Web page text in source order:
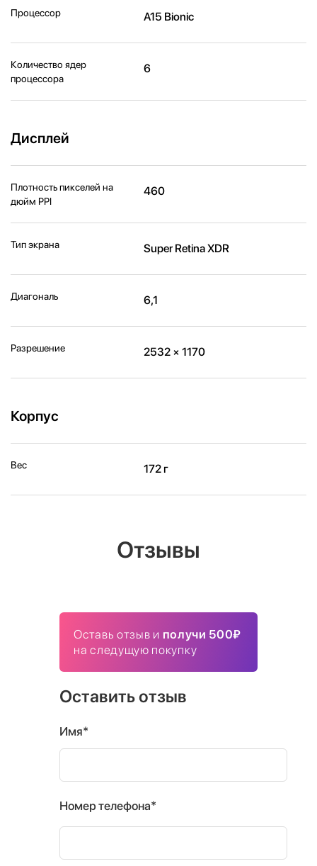
Процессор A15 Bionic
Количество ядер
процессора
6
Дисплей
Плотность пикселей на
дюйм PPI
460
Тип экрана Super Retina XDR
Диагональ 6,1
Разрешение 2532 × 1170
Корпус
Вес 172 г
Отзывы
Оставь отзыв и получи 500₽
на следущую покупку
Оставить отзыв
Имя*
Номер телефона*